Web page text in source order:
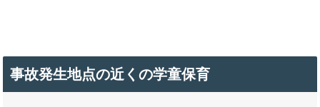
事故発生地点の近くの学童保育